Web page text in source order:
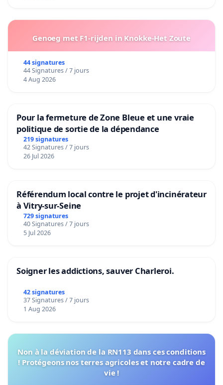
Genoeg met F1-rijden in Knokke-Het Zoute
44 signatures
44 Signatures / 7 jours
4 Aug 2026
Pour la fermeture de Zone Bleue et une vraie
politique de sortie de la dépendance
219 signatures
42 Signatures / 7 jours
26 Jul 2026
Référendum local contre le projet d'incinérateur
à Vitry-sur-Seine
729 signatures
40 Signatures / 7 jours
5 Jul 2026
Soigner les addictions, sauver Charleroi.
42 signatures
37 Signatures / 7 jours
1 Aug 2026
Non à la déviation de la RN113 dans ces conditions
! Protégeons nos terres agricoles et notre cadre de
vie !